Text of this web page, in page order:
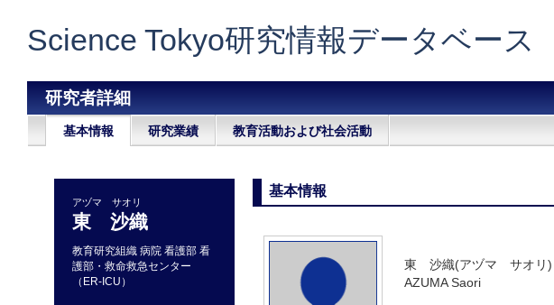
Science Tokyo研究情報データベース
研究者詳細
基本情報 研究業績 教育活動および社会活動
アヅマ サオリ
東 沙織
教育研究組織 病院 看護部 看
護部・救命救急センター
（ER-ICU）
基本情報
東 沙織(アヅマ サオリ)
AZUMA Saori